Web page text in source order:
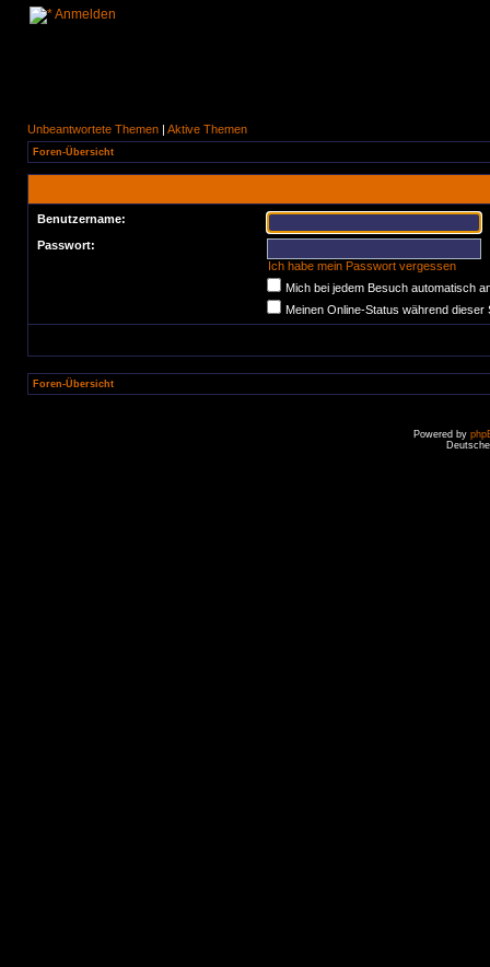
Anmelden
Unbeantwortete Themen | Aktive Themen
Foren-Übersicht
Benutzername:
Passwort:
Ich habe mein Passwort vergessen
Mich bei jedem Besuch automatisch
Meinen Online-Status während dieser
Foren-Übersicht
Powered by